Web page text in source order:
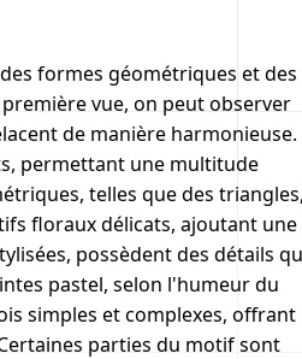
formes géométriques et des
vue, on peut observer
de manière harmonieuse.
permettant une multitude
telles que des triangles,
floraux délicats, ajoutant une
possèdent des détails
pastel, selon l'humeur du
simples et complexes, offrant
parties du motif sont